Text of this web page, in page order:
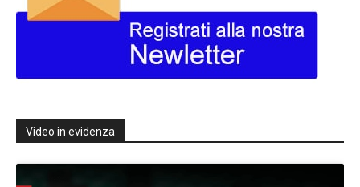
Video in evidenza